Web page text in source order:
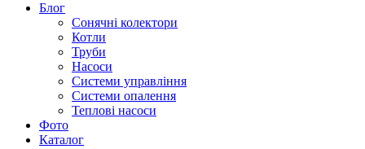
Блог
Сонячні колектори
Котли
Труби
Насоси
Системи управління
Системи опалення
Теплові насоси
Фото
Каталог